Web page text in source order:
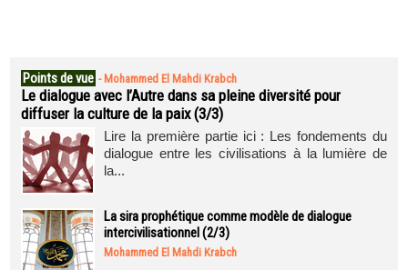
Points de vue - Mohammed El Mahdi Krabch
Le dialogue avec l’Autre dans sa pleine diversité pour
diffuser la culture de la paix (3/3)
Lire la première partie ici : Les fondements du
dialogue entre les civilisations à la lumière de
la...
La sira prophétique comme modèle de dialogue
intercivilisationnel (2/3)
Mohammed El Mahdi Krabch